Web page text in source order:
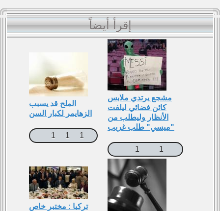
إقرأ أيضاً
الملح قد يسبب
الزهايمر لكبار السن
1 1 1
مشجع يرتدي ملابس
كائن فضائي ليلفت
اﻷنظار وليطلب من
"ميسي" طلب غريب
1 1
تركيا : مختبر خاص